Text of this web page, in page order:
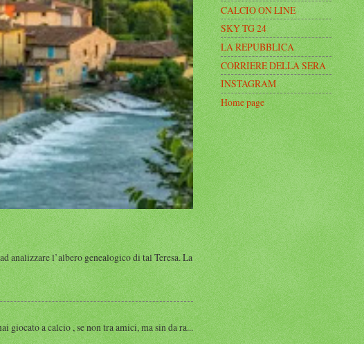
l’albero genealogico di tal Teresa. La
a calcio , se non tra amici, ma sin da ra...
CALCIO ON LINE
SKY TG 24
LA REPUBBLICA
CORRIERE DELLA SERA
INSTAGRAM
Home page